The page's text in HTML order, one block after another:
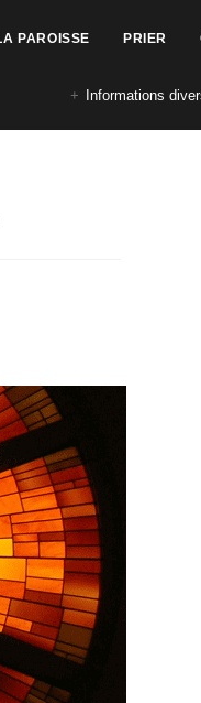
PAROISSE PRIER
+ Informations